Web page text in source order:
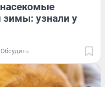
зимы: узнали у
Обсудить